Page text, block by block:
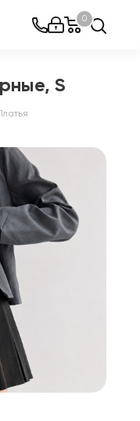
0
S